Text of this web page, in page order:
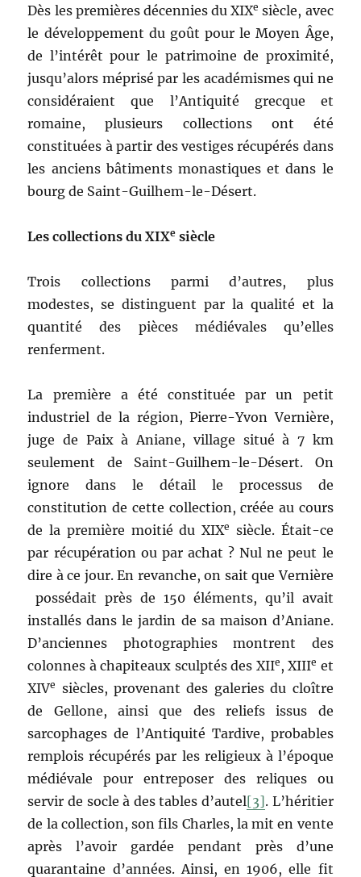
Dès les premières décennies du XIXe siècle, avec
le développement du goût pour le Moyen Âge,
de l’intérêt pour le patrimoine de proximité,
jusqu’alors méprisé par les académismes qui ne
considéraient que l’Antiquité grecque et
romaine, plusieurs collections ont été
constituées à partir des vestiges récupérés dans
les anciens bâtiments monastiques et dans le
bourg de Saint-Guilhem-le-Désert.
Les collections du XIXe siècle
Trois collections parmi d’autres, plus
modestes, se distinguent par la qualité et la
quantité des pièces médiévales qu’elles
renferment.
La première a été constituée par un petit
industriel de la région, Pierre-Yvon Vernière,
juge de Paix à Aniane, village situé à 7 km
seulement de Saint-Guilhem-le-Désert. On
ignore dans le détail le processus de
constitution de cette collection, créée au cours
de la première moitié du XIXe siècle. Était-ce
par récupération ou par achat ? Nul ne peut le
dire à ce jour. En revanche, on sait que Vernière
possédait près de 150 éléments, qu’il avait
installés dans le jardin de sa maison d’Aniane.
D’anciennes photographies montrent des
colonnes à chapiteaux sculptés des XIIe, XIIIe et
XIVe siècles, provenant des galeries du cloître
de Gellone, ainsi que des reliefs issus de
sarcophages de l’Antiquité Tardive, probables
remplois récupérés par les religieux à l’époque
médiévale pour entreposer des reliques ou
servir de socle à des tables d’autel[3]. L’héritier
de la collection, son fils Charles, la mit en vente
après l’avoir gardée pendant près d’une
quarantaine d’années. Ainsi, en 1906, elle fit